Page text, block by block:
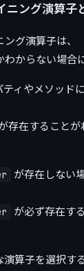
ニング演算子
グ演算子は、
からない場合
ティやメソッド
存在すること
が存在しない
が必ず存在す
算子を選択す